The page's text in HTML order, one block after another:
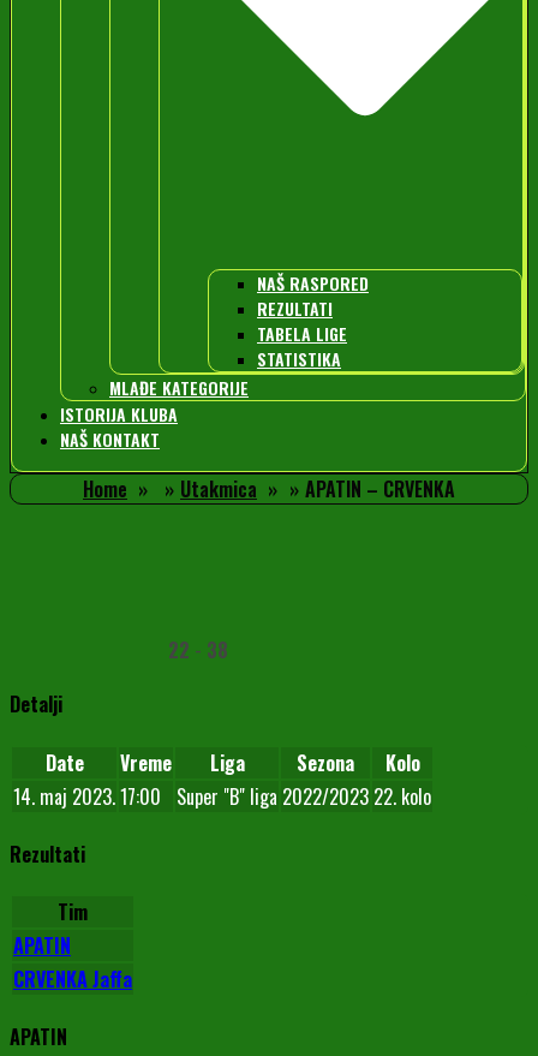
NAŠ RASPORED
REZULTATI
TABELA LIGE
STATISTIKA
MLAĐE KATEGORIJE
ISTORIJA KLUBA
NAŠ KONTAKT
Home Utakmica APATIN – CRVENKA
22 - 38
Detalji
Date Vreme Liga Sezona
Kolo
14. maj 2023.17:00 Super "B" liga 2022/2023 22. kolo
Rezultati
Tim
APATIN
CRVENKA Jaffa
APATIN